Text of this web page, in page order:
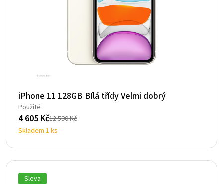
iPhone 11 128GB Bílá třídy Velmi dobrý
Použité
12 590Kč
Původní
cena
byla:
12
590 Kč.
4 605 Kč
Aktuální
cena
je:
4
605 Kč.
Skladem 1 ks
Sleva